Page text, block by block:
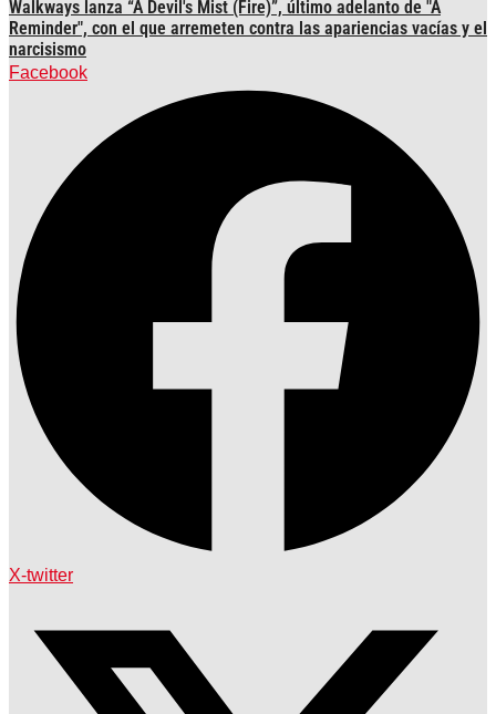
Walkways lanza “A Devil's Mist (Fire)”, último adelanto de "A
Reminder", con el que arremeten contra las apariencias vacías y el
narcisismo
Facebook
X-twitter